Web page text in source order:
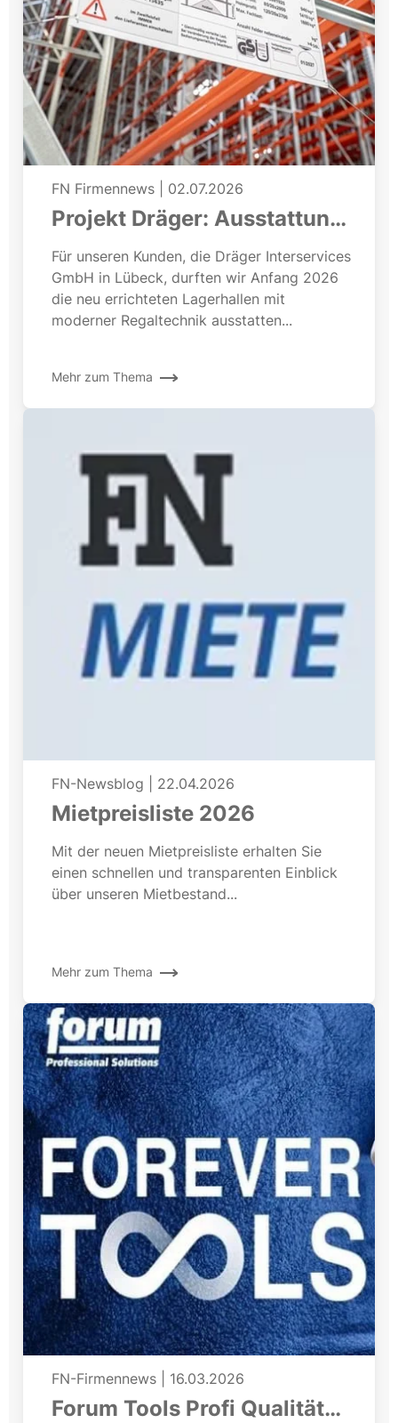
FN Firmennews 02.07.2026
Projekt Dräger: Ausstattung
einer neuen Lagerhalle
Für unseren Kunden, die Dräger Interservices
GmbH in Lübeck, durften wir Anfang 2026
die neu errichteten Lagerhallen mit
moderner Regaltechnik ausstatten...
Mehr zum Thema
FN-Newsblog 22.04.2026
Mietpreisliste 2026
Mit der neuen Mietpreisliste erhalten Sie
einen schnellen und transparenten Einblick
über unseren Mietbestand...
Mehr zum Thema
FN-Firmennews 16.03.2026
Forum Tools Profi Qualität